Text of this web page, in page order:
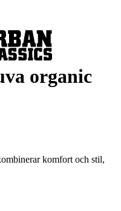
organic
komfort och stil,